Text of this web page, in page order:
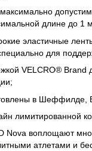
длине до 1
эластичные
для
VELCRO® Brand
в Шеффилде,
лимитированной
Nova воплощают
атлетами и